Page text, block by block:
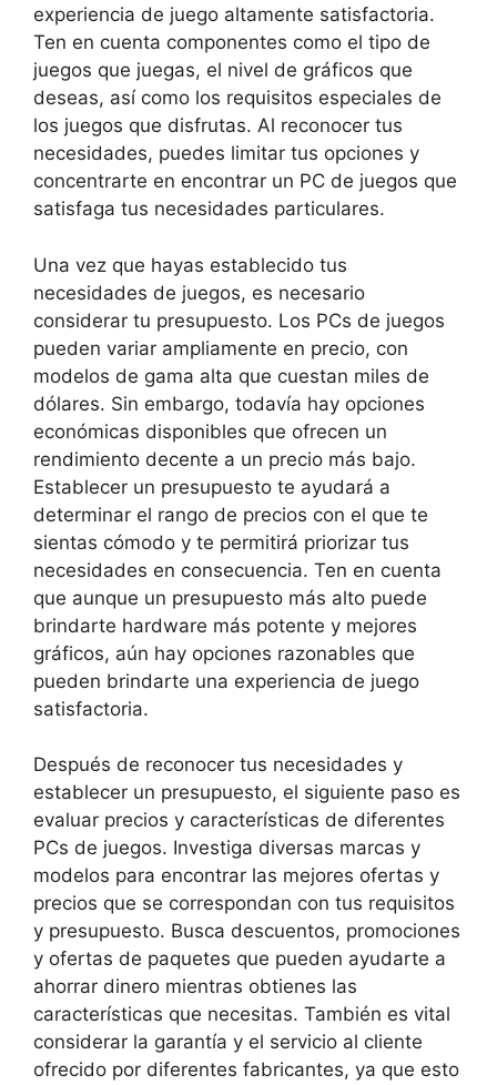
experiencia de juego altamente satisfactoria.
Ten en cuenta componentes como el tipo de
juegos que juegas, el nivel de gráficos que
deseas, así como los requisitos especiales de
los juegos que disfrutas. Al reconocer tus
necesidades, puedes limitar tus opciones y
concentrarte en encontrar un PC de juegos que
satisfaga tus necesidades particulares.
Una vez que hayas establecido tus
necesidades de juegos, es necesario
considerar tu presupuesto. Los PCs de juegos
pueden variar ampliamente en precio, con
modelos de gama alta que cuestan miles de
dólares. Sin embargo, todavía hay opciones
económicas disponibles que ofrecen un
rendimiento decente a un precio más bajo.
Establecer un presupuesto te ayudará a
determinar el rango de precios con el que te
sientas cómodo y te permitirá priorizar tus
necesidades en consecuencia. Ten en cuenta
que aunque un presupuesto más alto puede
brindarte hardware más potente y mejores
gráficos, aún hay opciones razonables que
pueden brindarte una experiencia de juego
satisfactoria.
Después de reconocer tus necesidades y
establecer un presupuesto, el siguiente paso es
evaluar precios y características de diferentes
PCs de juegos. Investiga diversas marcas y
modelos para encontrar las mejores ofertas y
precios que se correspondan con tus requisitos
y presupuesto. Busca descuentos, promociones
y ofertas de paquetes que pueden ayudarte a
ahorrar dinero mientras obtienes las
características que necesitas. También es vital
considerar la garantía y el servicio al cliente
ofrecido por diferentes fabricantes, ya que esto